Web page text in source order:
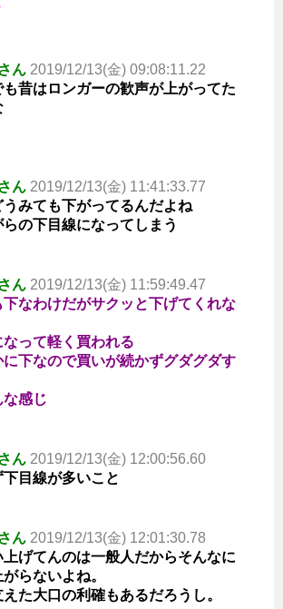
ん 2019/12/13(金) 09:08:11.22
も昔はロンガーの歓声が上がってた
ん 2019/12/13(金) 11:41:33.77
みても下がってるんだよね
の下目線になってしまう
ん 2019/12/13(金) 11:59:49.47
下なわけだがサクッと下げてくれな
って軽く買われる
下なので買いが続かずグダグダす
感じ
ん 2019/12/13(金) 12:00:56.60
目線が多いこと
ん 2019/12/13(金) 12:01:30.78
上げてんのは一般人だからそんなに
らないよね。
た大口の利確もあるだろうし。